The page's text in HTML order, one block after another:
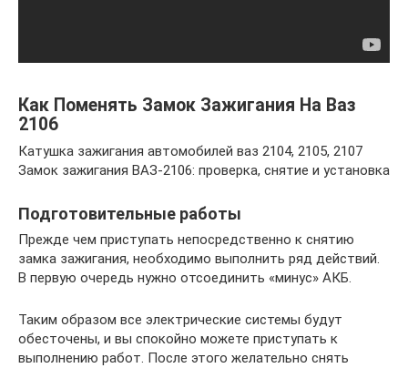
Как Поменять Замок Зажигания На Ваз
2106
Катушка зажигания автомобилей ваз 2104, 2105, 2107
Замок зажигания ВАЗ-2106: проверка, снятие и установка
Подготовительные работы
Прежде чем приступать непосредственно к снятию
замка зажигания, необходимо выполнить ряд действий.
В первую очередь нужно отсоединить «минус» АКБ.
Таким образом все электрические системы будут
обесточены, и вы спокойно можете приступать к
выполнению работ. После этого желательно снять